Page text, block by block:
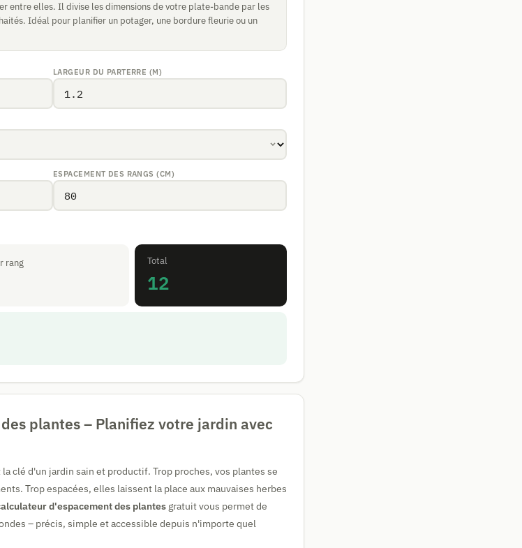
entre elles. Il divise les dimensions de votre plate-bande par les
Idéal pour planifier un potager, une bordure fleurie ou un
LARGEUR DU PARTERRE (M)
ESPACEMENT DES RANGS (CM)
rang Total
12
plantes – Planifiez votre jardin avec
la clé d'un jardin sain et productif. Trop proches, vos plantes se
Trop espacées, elles laissent la place aux mauvaises herbes
d'espacement des plantes gratuit vous permet de
– précis, simple et accessible depuis n'importe quel